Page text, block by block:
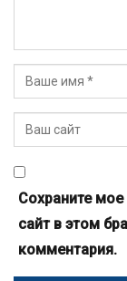
Сохраните
сайт в этом
комментария.